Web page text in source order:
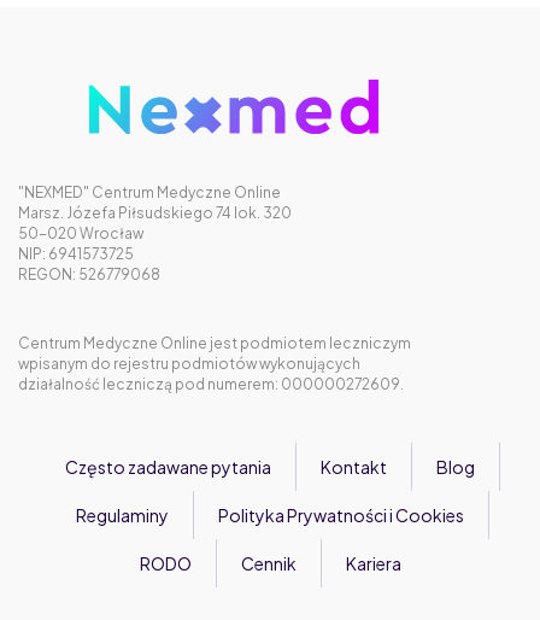
działa najlepiej?
Triderm maść. Kiedy działa, a kiedy szkodzi?
pierwszą dawką
"NEXMED" Centrum Medyczne Online
Marsz. Józefa Piłsudskiego 74 lok. 320
NIP: 6941573725